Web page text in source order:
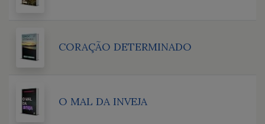
CORAÇÃO DETERMINADO
O MAL DA INVEJA